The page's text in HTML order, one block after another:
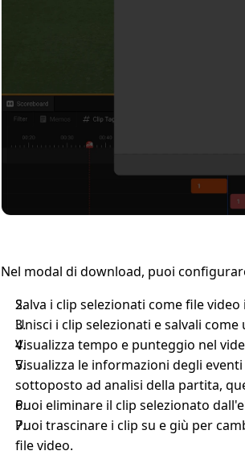
Nel modal di download, puoi
Salva i clip selezionati come file
Unisci i clip selezionati e salvali
Visualizza tempo e punteggio nel
Visualizza le informazioni degli
sottoposto ad analisi della partita,
Puoi eliminare il clip selezionato
Puoi trascinare i clip su e giù per
file video.